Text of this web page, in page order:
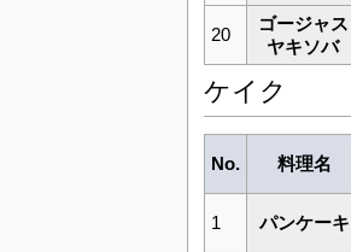
20
ゴージャス
ヤキソバ
ケイク
No. 料理名
1 パンケーキ